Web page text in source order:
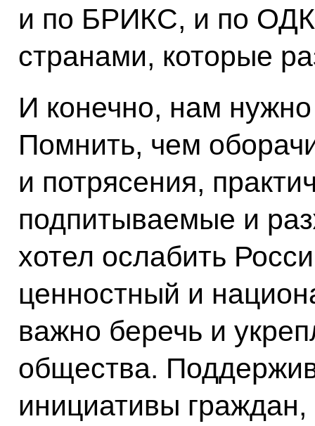
и по БРИКС, и по
странами, которые
И конечно, нам
Помнить, чем
и потрясения,
подпитываемые и
хотел ослабить
ценностный и
важно беречь и
общества.
инициативы